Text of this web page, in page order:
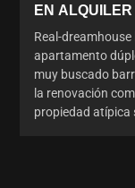
EN ALQUILER
Real-
apartamento
muy buscado
la renovación
propiedad atípica